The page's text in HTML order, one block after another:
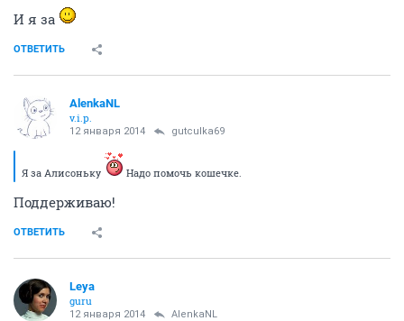
И я за
ОТВЕТИТЬ
AlenkaNL
v.i.p.
12 января 2014 gutculka69
Я за Алисоньку Надо помочь кошечке.
Поддерживаю!
ОТВЕТИТЬ
Leya
guru
12 января 2014 AlenkaNL